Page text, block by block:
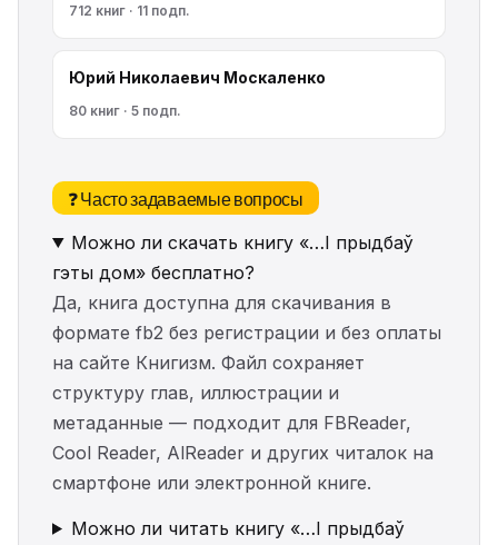
712 книг · 11 подп.
Юрий Николаевич Москаленко
80 книг · 5 подп.
❓ Часто задаваемые вопросы
Можно ли скачать книгу «…І прыдбаў
гэты дом» бесплатно?
Да, книга доступна для скачивания в
формате fb2 без регистрации и без оплаты
на сайте Книгизм. Файл сохраняет
структуру глав, иллюстрации и
метаданные — подходит для FBReader,
Cool Reader, AlReader и других читалок на
смартфоне или электронной книге.
Можно ли читать книгу «…І прыдбаў